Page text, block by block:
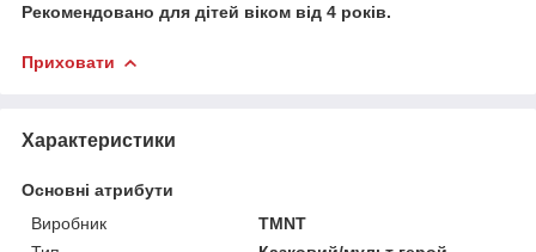
Рекомендовано для дітей віком від 4 років.
Приховати
Характеристики
Основні атрибути
Виробник
TMNT